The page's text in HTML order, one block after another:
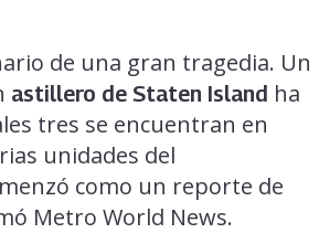
de una gran tragedia. Un
astillero de Staten Island ha
tres se encuentran en
unidades del
como un reporte de
Metro World News.